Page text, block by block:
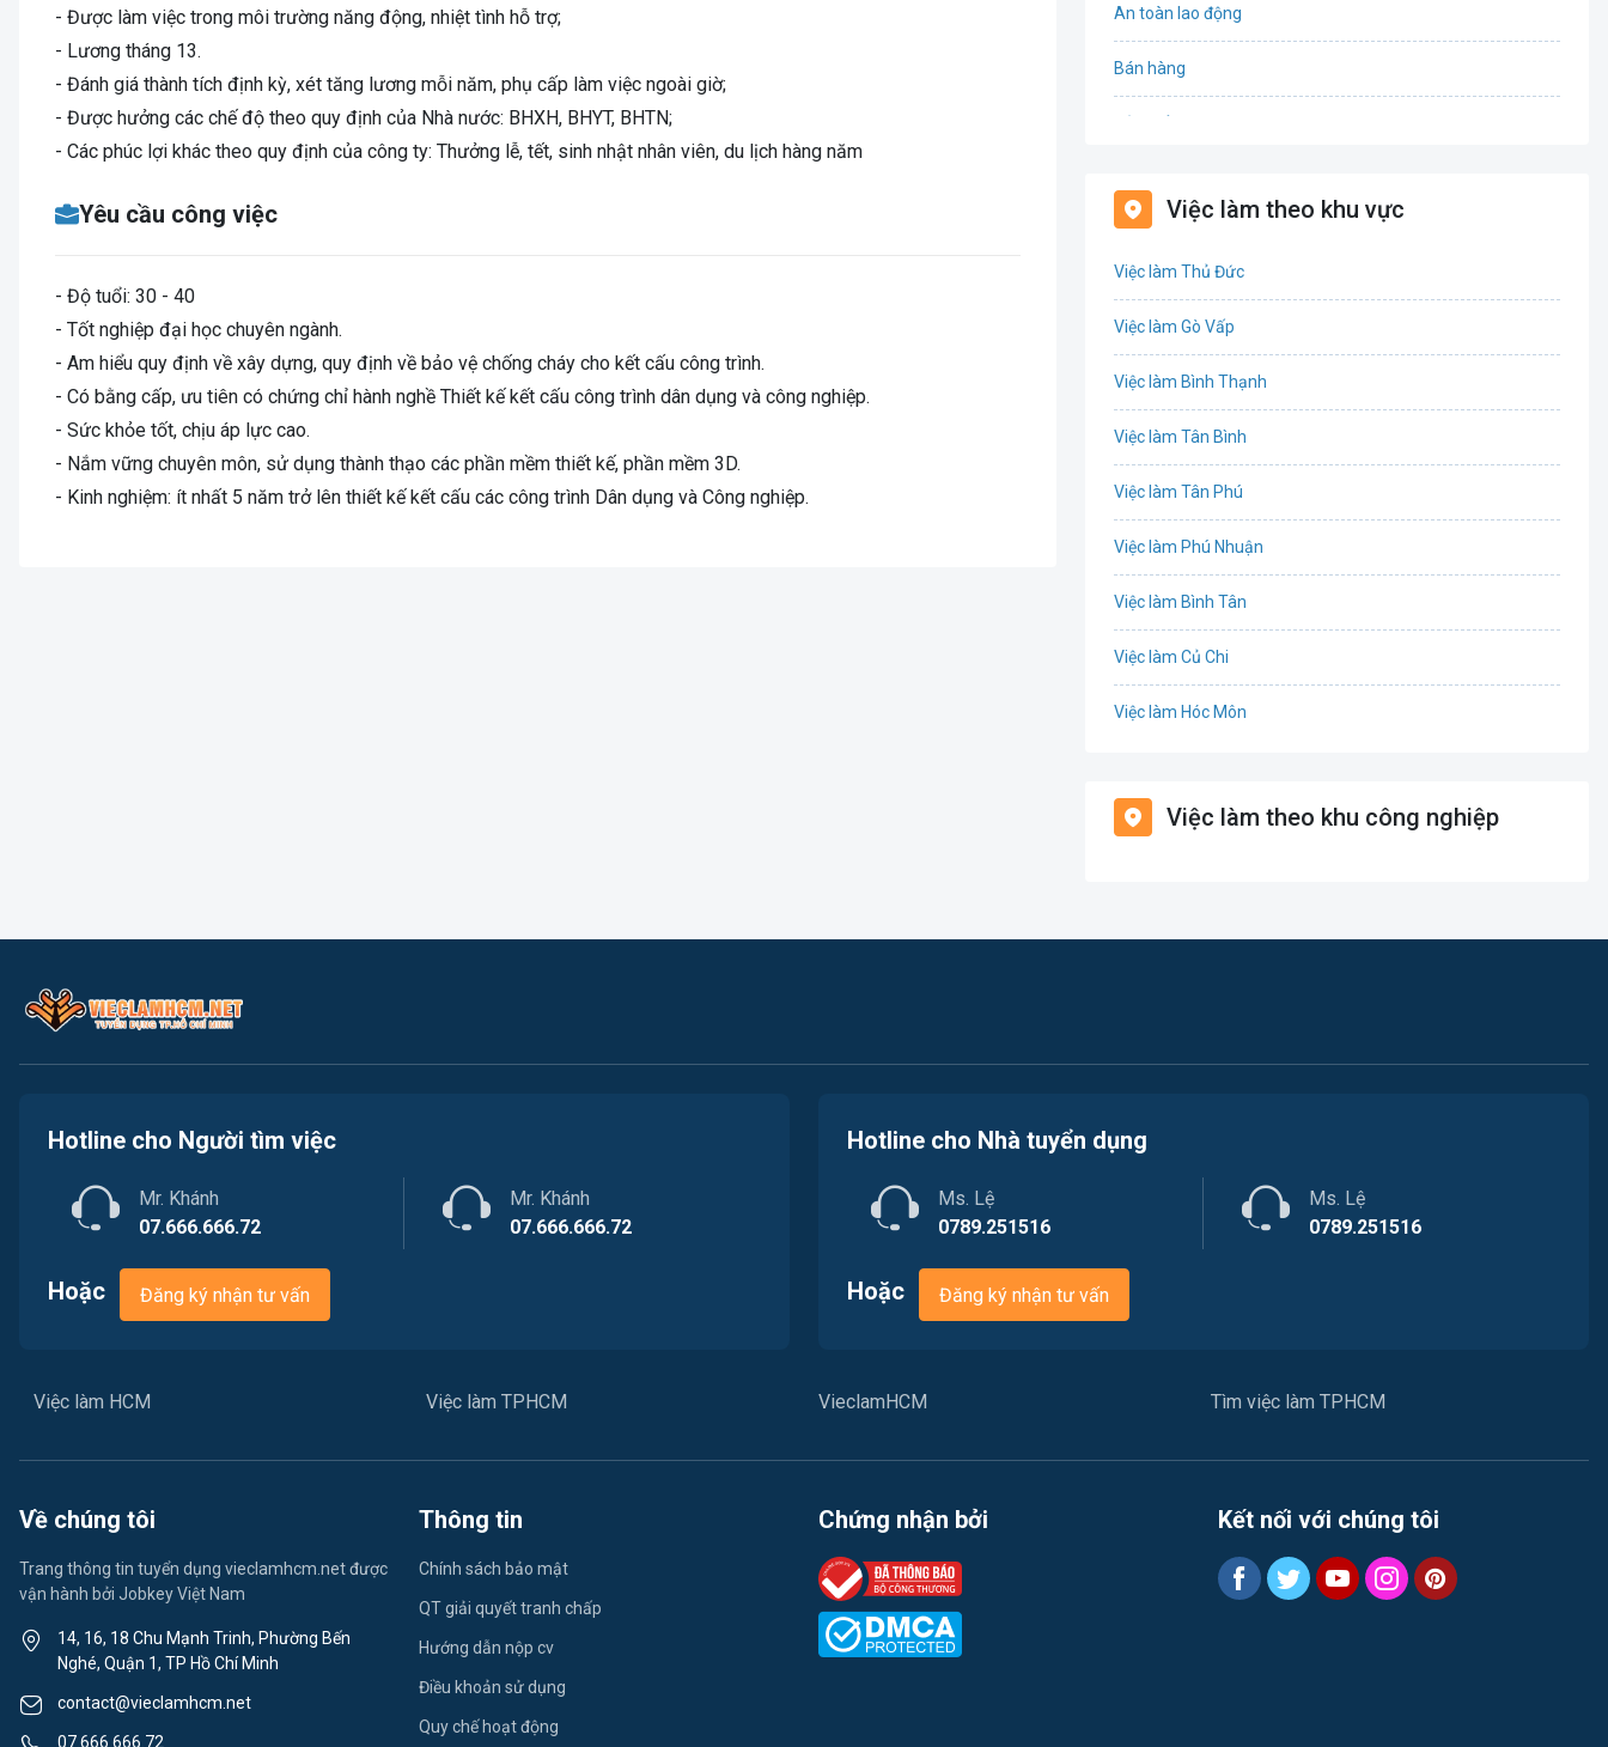
- Được làm việc trong môi trường năng động, nhiệt tình hỗ trợ;
- Lương tháng 13.
- Đánh giá thành tích định kỳ, xét tăng lương mỗi năm, phụ cấp làm việc ngoài giờ;
- Được hưởng các chế độ theo quy định của Nhà nước: BHXH, BHYT, BHTN;
- Các phúc lợi khác theo quy định của công ty: Thưởng lễ, tết, sinh nhật nhân viên, du lịch hàng năm
Yêu cầu công việc
- Độ tuổi: 30 - 40
- Tốt nghiệp đại học chuyên ngành.
- Am hiểu quy định về xây dựng, quy định về bảo vệ chống cháy cho kết cấu công trình.
- Có bằng cấp, ưu tiên có chứng chỉ hành nghề Thiết kế kết cấu công trình dân dụng và công nghiệp.
- Sức khỏe tốt, chịu áp lực cao.
- Nắm vững chuyên môn, sử dụng thành thạo các phần mềm thiết kế, phần mềm 3D.
- Kinh nghiệm: ít nhất 5 năm trở lên thiết kế kết cấu các công trình Dân dụng và Công nghiệp.
An toàn lao động
Bán hàng
Biên phiên dịch
Văn Phòng
Sản xuất / Vận hành sản xuất
Việc làm theo khu vực
Việc làm Thủ Đức
Việc làm Gò Vấp
Việc làm Bình Thạnh
Việc làm Tân Bình
Việc làm Tân Phú
Việc làm Phú Nhuận
Việc làm Bình Tân
Việc làm Củ Chi
Việc làm Hóc Môn
Việc làm Nhà Bè
Việc làm Quận 5
Việc làm Quận 8
Việc làm theo khu công nghiệp
Hotline cho Người tìm việc
Mr. Khánh
07.666.666.72
Mr. Khánh
07.666.666.72
Hoặc Đăng ký nhận tư vấn
Hotline cho Nhà tuyển dụng
Ms. Lệ
0789.251516
Ms. Lệ
0789.251516
Hoặc Đăng ký nhận tư vấn
Việc làm HCM Việc làm TPHCM VieclamHCM Tìm việc làm TPHCM
Về chúng tôi
Trang thông tin tuyển dụng vieclamhcm.net được
vận hành bởi Jobkey Việt Nam
14, 16, 18 Chu Mạnh Trinh, Phường Bến
Nghé, Quận 1, TP Hồ Chí Minh
contact@vieclamhcm.net
07.666.666.72
Thông tin
Chính sách bảo mật
QT giải quyết tranh chấp
Hướng dẫn nộp cv
Điều khoản sử dụng
Quy chế hoạt động
Chứng nhận bởi Kết nối với chúng tôi